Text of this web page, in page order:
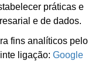
práticas e
e de dados.
fins analíticos pelo
ligação: Google